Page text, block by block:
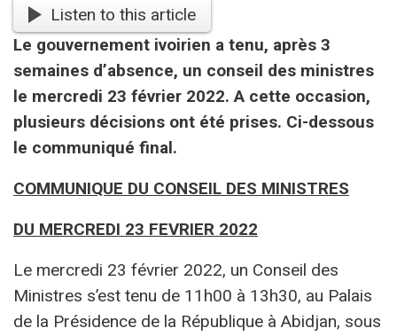
Listen to this article
Le gouvernement ivoirien a tenu, après 3
semaines d’absence, un conseil des ministres
le mercredi 23 février 2022. A cette occasion,
plusieurs décisions ont été prises. Ci-dessous
le communiqué final.
COMMUNIQUE DU CONSEIL DES MINISTRES
DU MERCREDI 23 FEVRIER 2022
Le mercredi 23 février 2022, un Conseil des
Ministres s’est tenu de 11h00 à 13h30, au Palais
de la Présidence de la République à Abidjan, sous